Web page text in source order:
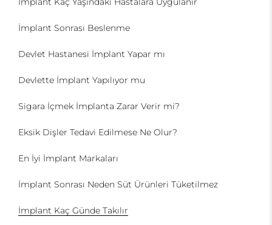
İmplant Sonrası Beslenme
Devlet Hastanesi İmplant Yapar mı
Devlette İmplant Yapılıyor mu
Sigara İçmek İmplanta Zarar Verir mi?
Eksik Dişler Tedavi Edilmese Ne Olur?
En İyi İmplant Markaları
İmplant Sonrası Neden Süt Ürünleri Tüketilmez
İmplant Kaç Günde Takılır